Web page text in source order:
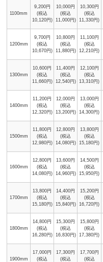
1100mm
9,200円
(税込
10,120円)
10,000円
(税込
11,000円)
10,300円
(税込
11,330円)
1200mm
9,700円
(税込
10,670円)
10,800円
(税込
11,880円)
11,100円
(税込
12,210円)
1300mm
10,600円
(税込
11,660円)
11,400円
(税込
12,540円)
12,100円
(税込
13,310円)
1400mm
11,200円
(税込
12,320円)
12,000円
(税込
13,200円)
13,000円
(税込
14,300円)
1500mm
11,800円
(税込
12,980円)
12,800円
(税込
14,080円)
13,800円
(税込
15,180円)
1600mm
12,800円
(税込
14,080円)
13,600円
(税込
14,960円)
14,500円
(税込
15,950円)
1700mm
13,800円
(税込
15,180円)
14,400円
(税込
15,840円)
15,200円
(税込
16,720円)
1800mm
14,800円
(税込
16,280円)
15,300円
(税込
16,830円)
15,800円
(税込
17,380円)
1900mm
17,000円
(税込
17,300円
(税込
17,700円
(税込